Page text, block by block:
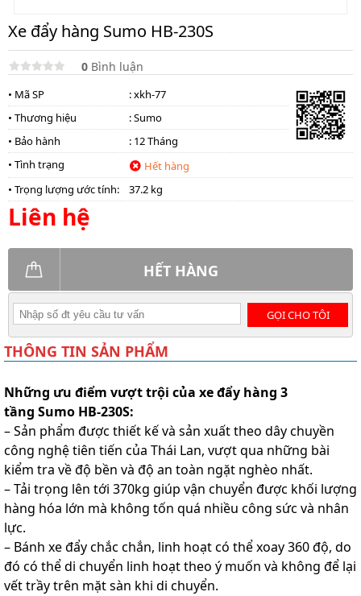
Xe đẩy hàng Sumo HB-230S
0 Bình luận
• Mã SP
: xkh-77
• Thương hiệu
:Sumo
• Bảo hành
: 12 Tháng
• Tình trạng
Hết hàng
• Trọng lượng ước tính:
37.2 kg
Liên hệ
HẾT HÀNG
GỌI CHO TÔI
THÔNG TIN SẢN PHẨM
Những ưu điểm vượt trội của xe đẩy hàng 3
tầng Sumo HB-230S:
– Sản phẩm được thiết kế và sản xuất theo dây chuyền
công nghệ tiên tiến của Thái Lan, vượt qua những bài
kiểm tra về độ bền và độ an toàn ngặt nghèo nhất.
– Tải trọng lên tới 370kg giúp vận chuyển được khối lượng
hàng hóa lớn mà không tốn quá nhiều công sức và nhân
lực.
– Bánh xe đẩy chắc chắn, linh hoạt có thể xoay 360 độ, do
đó có thể di chuyển linh hoạt theo ý muốn và không để lại
vết trầy trên mặt sàn khi di chuyển.